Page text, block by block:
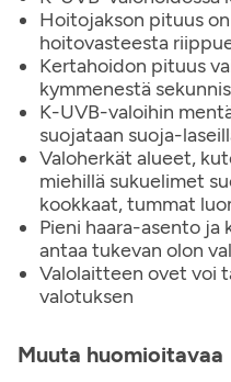
Hoitojakson pituus
hoitovasteesta
Kertahoidon pituus
kymmenestä
K-UVB-valoihin
suojataan suoja-
Valoherkät alueet,
miehillä sukuelimet
kookkaat, tummat
Pieni haara-asento ja
antaa tukevan olon
Valolaitteen ovet voi
valotuksen
Muuta huomioitavaa